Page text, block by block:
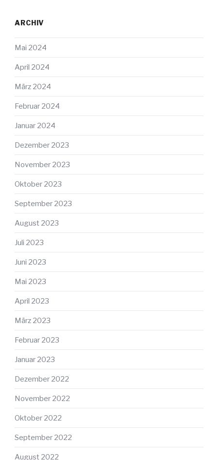
ARCHIV
Mai 2024
April 2024
März 2024
Februar 2024
Januar 2024
Dezember 2023
November 2023
Oktober 2023
September 2023
August 2023
Juli 2023
Juni 2023
Mai 2023
April 2023
März 2023
Februar 2023
Januar 2023
Dezember 2022
November 2022
Oktober 2022
September 2022
August 2022